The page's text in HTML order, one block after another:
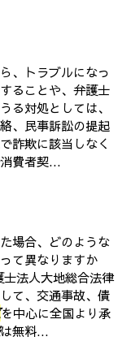
、トラブルになっ
ることや、弁護士
る対処としては、
、民事訴訟の提起
詐欺に該当しなく
費者契...
場合、どのような
て異なりますか
法人大地総合法律
て、交通事故、債
を中心に全国より承
は無料...